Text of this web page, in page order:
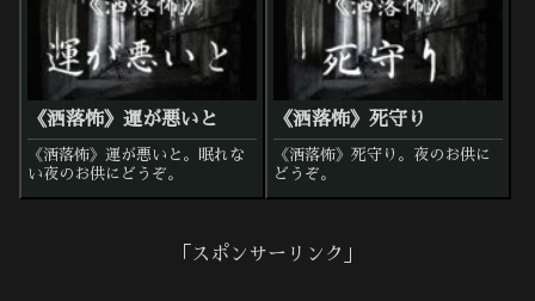
《洒落怖》運が悪いと
《洒落怖》運が悪いと。眠れな
い夜のお供にどうぞ。
《洒落怖》死守り
《洒落怖》死守り。夜のお供に
どうぞ。
「スポンサーリンク」